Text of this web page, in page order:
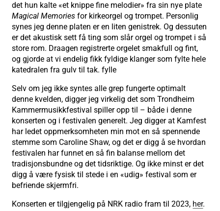
det hun kalte «et knippe fine melodier» fra sin nye plate
Magical Memories for kirkeorgel og trompet. Personlig
synes jeg denne platen er en liten genistrek. Og dessuten
er det akustisk sett få ting som slår orgel og trompet i så
store rom. Draagen registrerte orgelet smakfull og fint,
og gjorde at vi endelig fikk fyldige klanger som fylte hele
katedralen fra gulv til tak. fylle
Selv om jeg ikke syntes alle grep fungerte optimalt
denne kvelden, digger jeg virkelig det som Trondheim
Kammermusikkfestival spiller opp til – både i denne
konserten og i festivalen generelt. Jeg digger at Kamfest
har ledet oppmerksomheten min mot en så spennende
stemme som Caroline Shaw, og det er digg å se hvordan
festivalen har funnet en så fin balanse mellom det
tradisjonsbundne og det tidsriktige. Og ikke minst er det
digg å være fysisk til stede i en «udig» festival som er
befriende skjermfri.
Konserten er tilgjengelig på NRK radio fram til 2023, her.